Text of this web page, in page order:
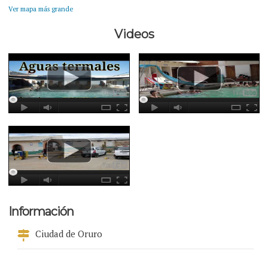
Ver mapa más grande
Videos
Información
Ciudad de Oruro